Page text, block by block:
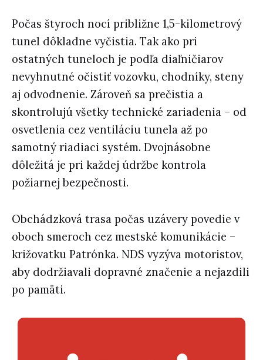
Počas štyroch nocí približne 1,5-kilometrový
tunel dôkladne vyčistia. Tak ako pri
ostatných tuneloch je podľa diaľničiarov
nevyhnutné očistiť vozovku, chodníky, steny
aj odvodnenie. Zároveň sa prečistia a
skontrolujú všetky technické zariadenia – od
osvetlenia cez ventiláciu tunela až po
samotný riadiaci systém. Dvojnásobne
dôležitá je pri každej údržbe kontrola
požiarnej bezpečnosti.
Obchádzková trasa počas uzávery povedie v
oboch smeroch cez mestské komunikácie –
križovatku Patrónka. NDS vyzýva motoristov,
aby dodržiavali dopravné značenie a nejazdili
po pamäti.